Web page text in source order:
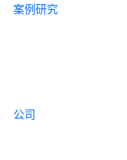
案例研究
公司